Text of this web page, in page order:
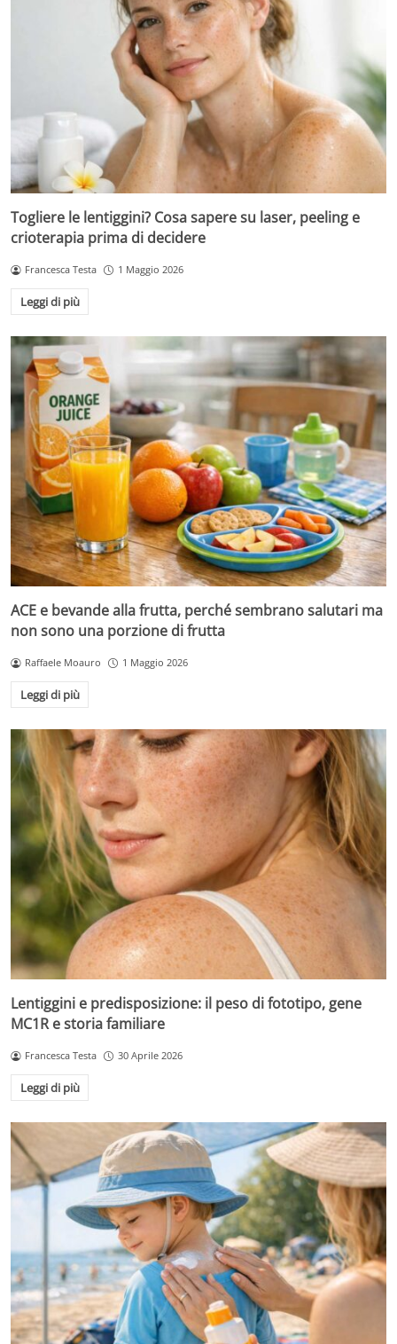
Togliere le lentiggini? Cosa sapere su laser, peeling e
crioterapia prima di decidere
Francesca Testa 1 Maggio 2026
Leggi di più
ACE e bevande alla frutta, perché sembrano salutari ma
non sono una porzione di frutta
Raffaele Moauro 1 Maggio 2026
Leggi di più
Lentiggini e predisposizione: il peso di fototipo, gene
MC1R e storia familiare
Francesca Testa 30 Aprile 2026
Leggi di più